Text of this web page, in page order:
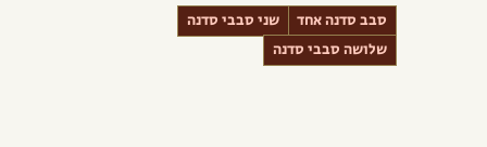
סבב סדנה אחד
שני סבבי סדנה
שלושה סבבי סדנה